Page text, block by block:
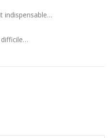
indispensable…